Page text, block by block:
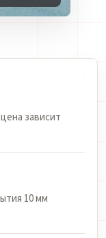
зависит
10 мм